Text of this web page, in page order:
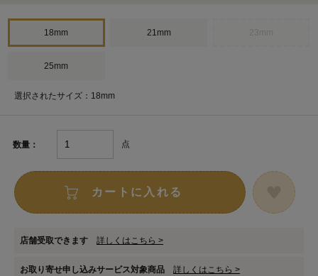
18mm 21mm
25mm
選択されたサイズ：18mm
数量： 点
カートに入れる
店舗受取できます 詳しくはこちら >
お取り寄せ申し込みサービス対象商品 詳しくはこちら >